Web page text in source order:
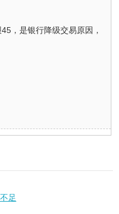
，是银行降级交易原因，
足